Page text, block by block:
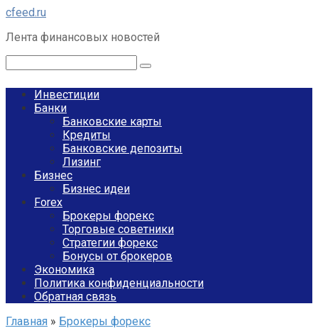
Перейти
контенту
cfeed.ru
Лента финансовых новостей
Инвестиции
Банки
Банковские карты
Кредиты
Банковские депозиты
Лизинг
Бизнес
Бизнес идеи
Forex
Брокеры форекс
Торговые советники
Стратегии форекс
Бонусы от брокеров
Экономика
Политика конфиденциальности
Обратная связь
Главная » Брокеры форекс